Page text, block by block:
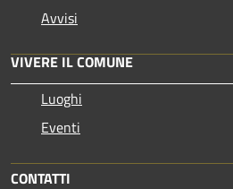
Avvisi
VIVERE IL COMUNE
Luoghi
Eventi
CONTATTI